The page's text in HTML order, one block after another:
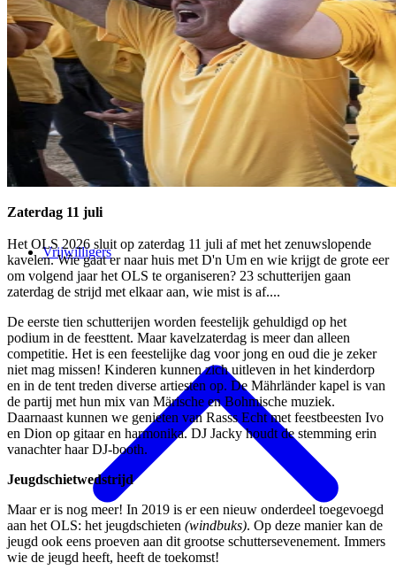
Vrijwilligers
Zaterdag 11 juli
Het OLS 2026 sluit op zaterdag 11 juli af met het zenuwslopende
kavelen. Wie gaat er naar huis met D'n Um en wie krijgt de grote eer
om volgend jaar het OLS te organiseren? 23 schutterijen gaan
zaterdag de strijd met elkaar aan, wie mist is af....
De eerste tien schutterijen worden feestelijk gehuldigd op het
podium in de feesttent. Maar kavelzaterdag is meer dan alleen
competitie. Het is een feestelijke dag voor jong en oud die je zeker
niet mag missen! Kinderen kunnen zich uitleven in het kinderdorp
en in de tent treden diverse artiesten op. De Mährländer kapel is van
de partij met hun mix van Märische en Bohmische muziek.
Daarnaast kunnen we genieten van Rasss Echt met feestbeesten Ivo
en Dion op gitaar en harmonika. DJ Jacky houdt de stemming erin
vanachter haar DJ-booth.
Jeugdschietwedstrijd
Maar er is nog meer! In 2019 is er een nieuw onderdeel toegevoegd
aan het OLS: het jeugdschieten (windbuks). Op deze manier kan de
jeugd ook eens proeven aan dit grootse schuttersevenement. Immers
wie de jeugd heeft, heeft de toekomst!